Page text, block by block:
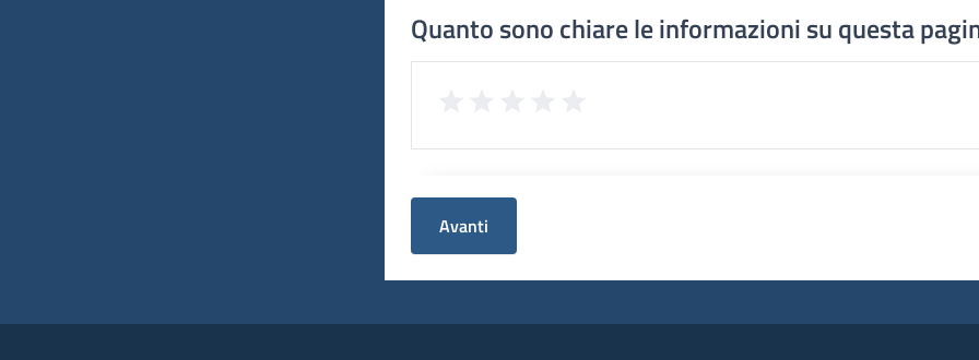
Quanto sono chiare le informazioni su questa
Avanti